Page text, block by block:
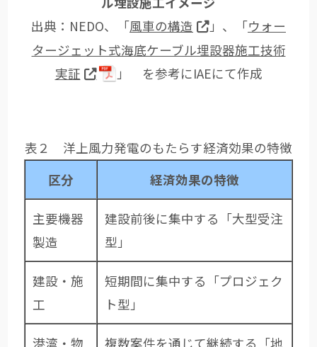
出典：NEDO、「風車の構造 」、「ウォー
タージェット式海底ケーブル埋設器施工技術
実証
」 を参考にIAEにて作成
表２ 洋上風力発電のもたらす経済効果の特徴
区分
経済効果の特徴
主要機器
製造
建設前後に集中する「大型受注
型」
建設・施
工
短期間に集中する「プロジェク
ト型」
港湾・物 複数案件を通じて継続する「地